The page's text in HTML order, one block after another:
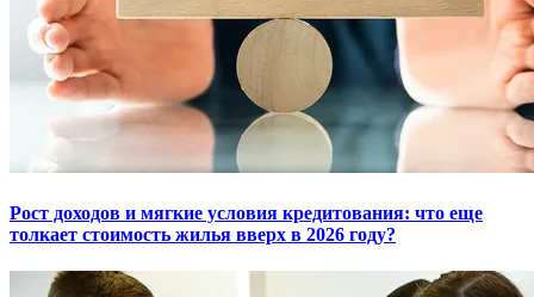
Рост доходов и мягкие условия кредитования: что еще
толкает стоимость жилья вверх в 2026 году?